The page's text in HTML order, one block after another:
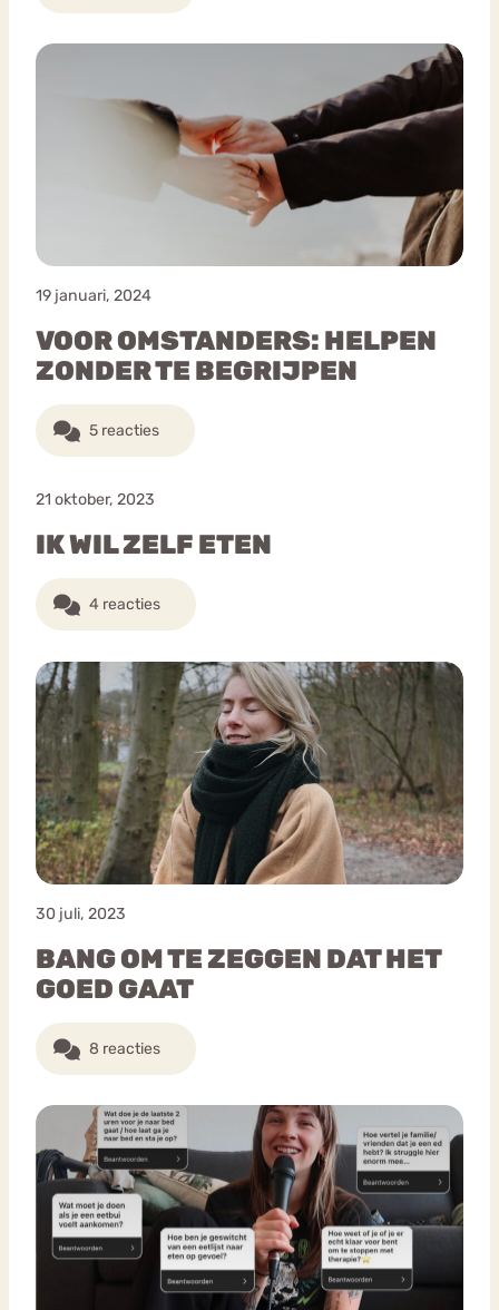
19 januari, 2024
VOOR OMSTANDERS: HELPEN
ZONDER TE BEGRIJPEN
5 reacties
21 oktober, 2023
IK WIL ZELF ETEN
4 reacties
30 juli, 2023
BANG OM TE ZEGGEN DAT HET
GOED GAAT
8 reacties